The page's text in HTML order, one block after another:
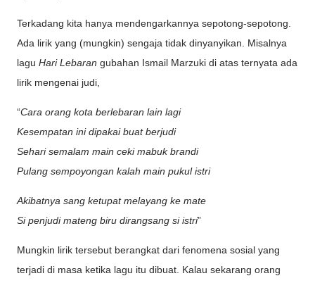
Terkadang kita hanya mendengarkannya sepotong-sepotong.
Ada lirik yang (mungkin) sengaja tidak dinyanyikan. Misalnya
lagu Hari Lebaran gubahan Ismail Marzuki di atas ternyata ada
lirik mengenai judi,
“Cara orang kota berlebaran lain lagi
Kesempatan ini dipakai buat berjudi
Sehari semalam main ceki mabuk brandi
Pulang sempoyongan kalah main pukul istri
Akibatnya sang ketupat melayang ke mate
Si penjudi mateng biru dirangsang si istri”
Mungkin lirik tersebut berangkat dari fenomena sosial yang
terjadi di masa ketika lagu itu dibuat. Kalau sekarang orang